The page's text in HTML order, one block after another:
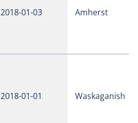
2018-01-03 Amherst
2018-01-01 Waskaganish